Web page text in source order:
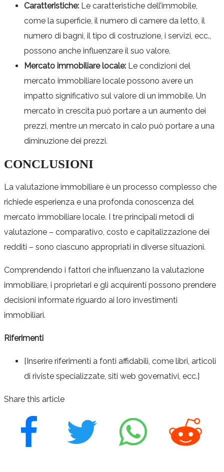
Caratteristiche: Le caratteristiche dell’immobile,
come la superficie, il numero di camere da letto, il
numero di bagni, il tipo di costruzione, i servizi, ecc.,
possono anche influenzare il suo valore.
Mercato immobiliare locale: Le condizioni del
mercato immobiliare locale possono avere un
impatto significativo sul valore di un immobile. Un
mercato in crescita può portare a un aumento dei
prezzi, mentre un mercato in calo può portare a una
diminuzione dei prezzi.
CONCLUSIONI
La valutazione immobiliare è un processo complesso che
richiede esperienza e una profonda conoscenza del
mercato immobiliare locale. I tre principali metodi di
valutazione – comparativo, costo e capitalizzazione dei
redditi – sono ciascuno appropriati in diverse situazioni.
Comprendendo i fattori che influenzano la valutazione
immobiliare, i proprietari e gli acquirenti possono prendere
decisioni informate riguardo ai loro investimenti
immobiliari.
Riferimenti
[Inserire riferimenti a fonti affidabili, come libri, articoli
di riviste specializzate, siti web governativi, ecc.]
Share this article